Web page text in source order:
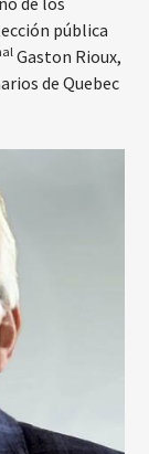
pública
Gaston Rioux,
de Quebec